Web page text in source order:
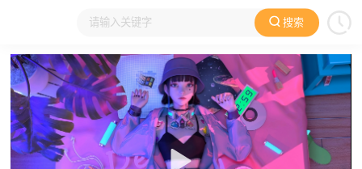
搜索
大家在看 日本动漫 国产动漫 欧美动漫 动漫电影